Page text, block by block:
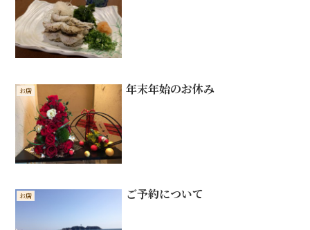
お店 年末年始のお休み
お店 ご予約について